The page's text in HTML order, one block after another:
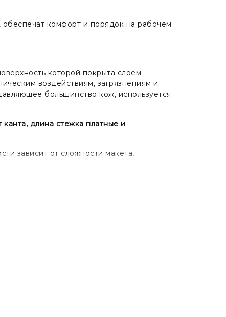
комфорт и порядок на рабочем
которой покрыта слоем
воздействиям, загрязнениям и
большинство кож, используется
длина стежка платные и
зависит от сложности макета,